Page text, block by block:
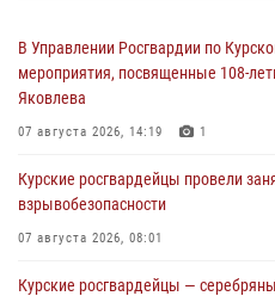
В Управлении Росгвардии по
мероприятия, посвященные 108-
Яковлева
07 августа 2026, 14:19 1
Курские росгвардейцы провели
взрывобезопасности
07 августа 2026, 08:01
Курские росгвардейцы —